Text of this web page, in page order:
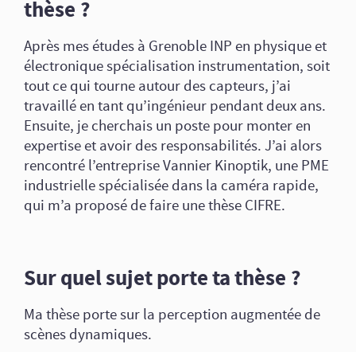
thèse ?
Après mes études à Grenoble INP en physique et
électronique spécialisation instrumentation, soit
tout ce qui tourne autour des capteurs, j’ai
travaillé en tant qu’ingénieur pendant deux ans.
Ensuite, je cherchais un poste pour monter en
expertise et avoir des responsabilités. J’ai alors
rencontré l’entreprise Vannier Kinoptik, une PME
industrielle spécialisée dans la caméra rapide,
qui m’a proposé de faire une thèse CIFRE.
Sur quel sujet porte ta thèse ?
Ma thèse porte sur la perception augmentée de
scènes dynamiques.